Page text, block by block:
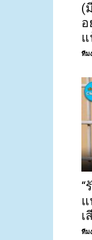
(
อ
ทีม
“
เ
ทีม